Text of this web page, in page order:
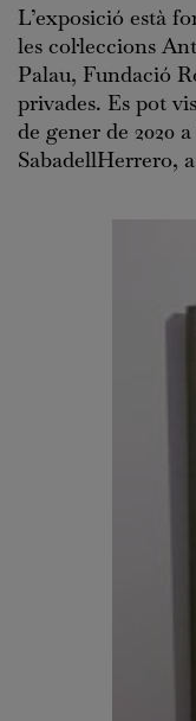
L’exposició està
les col·leccions
Palau, Fundació
privades. Es pot
de gener de 2020
SabadellHerrero,